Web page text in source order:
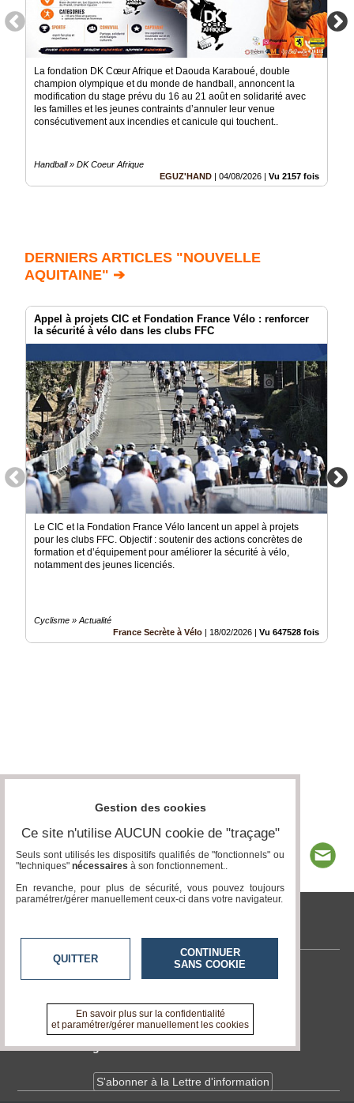
La fondation DK Cœur Afrique et Daouda Karaboué, double
champion olympique et du monde de handball, annoncent la
modification du stage prévu du 16 au 21 août en solidarité avec
les familles et les jeunes contraints d’annuler leur venue
consécutivement aux incendies et canicule qui touchent..
Handball » DK Coeur Afrique
EGUZ'HAND | 04/08/2026 | Vu 2157 fois
DERNIERS ARTICLES "NOUVELLE
AQUITAINE" ➔
Appel à projets CIC et Fondation France Vélo : renforcer
la sécurité à vélo dans les clubs FFC
Le CIC et la Fondation France Vélo lancent un appel à projets
pour les clubs FFC. Objectif : soutenir des actions concrètes de
formation et d’équipement pour améliorer la sécurité à vélo,
notamment des jeunes licenciés.
Cyclisme » Actualité
France Secrète à Vélo
18/02/2026 Vu 647528 fois
tvlocale.fr
Contactez-nous
A propos de tvlocale.fr
Devenir délégué
S'abonner à la Lettre d'information
Gestion des cookies
Ce site n'utilise AUCUN cookie de "traçage"
Seuls sont utilisés les dispositifs qualifiés de "fonctionnels" ou
"techniques" nécessaires à son fonctionnement..
En revanche, pour plus de sécurité, vous pouvez toujours
paramétrer/gérer manuellement ceux-ci dans votre navigateur.
QUITTER
CONTINUER
SANS COOKIE
En savoir plus sur la confidentialité
et paramétrer/gérer manuellement les cookies